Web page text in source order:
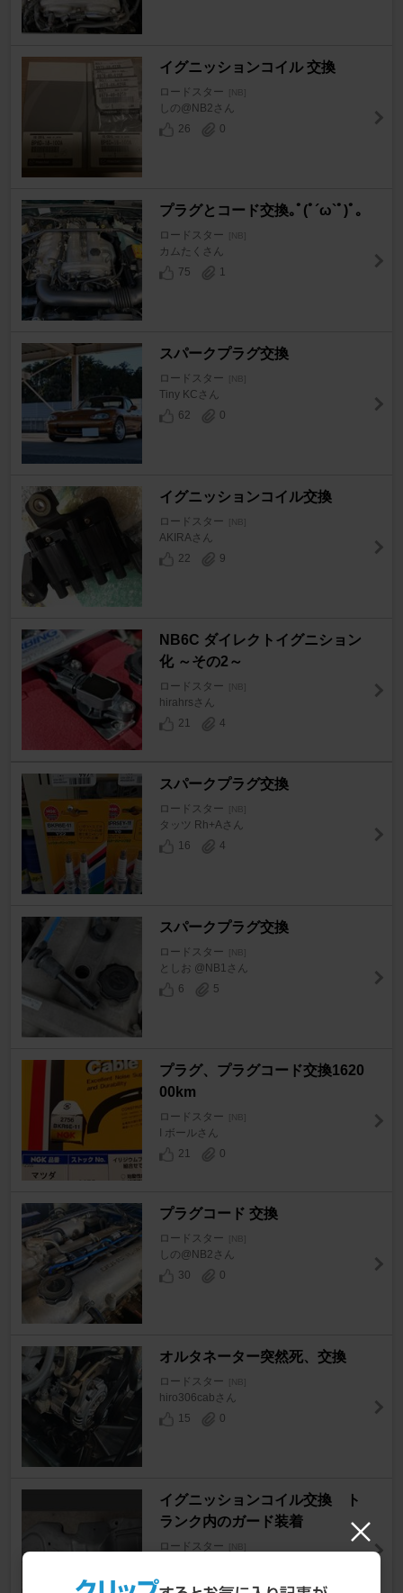
イグニッションコイル 交換
ロードスター [NB]
しの@NB2さん
26
0
プラグとコード交換｡ﾟ(ﾟ´ω`ﾟ)ﾟ｡
ロードスター [NB]
カムたくさん
75
1
スパークプラグ交換
ロードスター [NB]
Tiny KCさん
62
0
イグニッションコイル交換
ロードスター [NB]
AKIRAさん
22
9
NB6C ダイレクトイグニション
化 ～その2～
ロードスター [NB]
hirahrsさん
21
4
スパークプラグ交換
ロードスター [NB]
タッツ Rh+Aさん
16
4
スパークプラグ交換
ロードスター [NB]
としお @NB1さん
6
5
プラグ、プラグコード交換1620
00km
ロードスター [NB]
I ボールさん
21
0
プラグコード 交換
ロードスター [NB]
しの@NB2さん
30
0
オルタネーター突然死、交換
ロードスター [NB]
hiro306cabさん
15
0
イグニッションコイル交換 ト
ランク内のガード装着
ロードスター [NB]
0